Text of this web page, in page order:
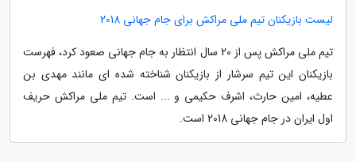
لیست بازیکنان تیم ملی مراکش برای جام جهانی 2018
تیم ملی مراکش پس از 20 سال انتظار به جام جهانی صعود کرد، فهرست
بازیکنان این تیم سرشار از بازیکنان شناخته شده ای مانند مهدی بن
عطیه، امین حارث، اشرف حکیمی و ... است. تیم ملی مراکش حریف
اول ایران در جام جهانی 2018 است.